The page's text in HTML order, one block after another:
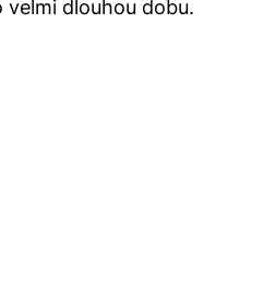
dlouhou dobu.